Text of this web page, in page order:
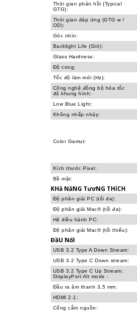
Thời gian phản hồi (Typical
GTG):
Thời gian đáp ứng (GTG w /
OD):
Góc nhìn:
Backlight Life (Giờ):
Glass Hardness:
Độ cong:
Tốc độ làm mới (Hz):
Công nghệ đồng bộ hóa tốc
độ khung hình:
Low Blue Light:
Không nhấp nháy:
Color Gamut:
Kích thước Pixel:
Bề mặt:
KHả NăNG TươNG THíCH
Độ phân giải PC (tối đa):
Độ phân giải Mac® (tối đa):
Hệ điều hành PC:
Độ phân giải Mac® (tối thiểu):
ĐầU NốI
USB 3.2 Type A Down Stream:
USB 3.2 Type C Down stream:
USB 3.2 Type C Up Stream;
DisplayPort Alt mode :
Đầu ra âm thanh 3,5 mm:
HDMI 2.1:
Cổng cắm nguồn: